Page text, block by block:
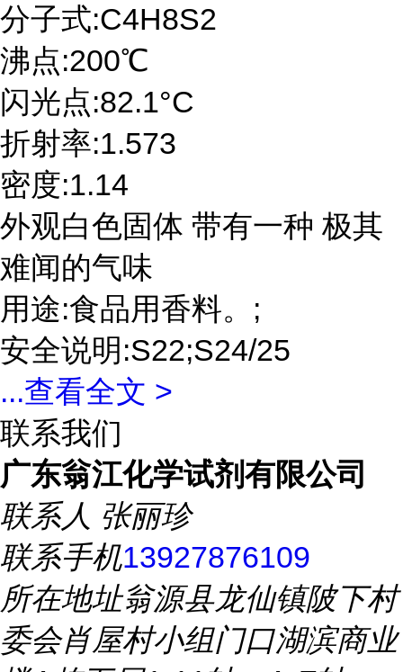
分子式:C4H8S2
沸点:200℃
闪光点:82.1°C
折射率:1.573
密度:1.14
外观白色固体 带有一种 极其
难闻的气味
用途:食品用香料。;
安全说明:S22;S24/25
...查看全文 >
联系我们
广东翁江化学试剂有限公司
联系人 张丽珍
联系手机13927876109
所在地址翁源县龙仙镇陂下村
委会肖屋村小组门口湖滨商业